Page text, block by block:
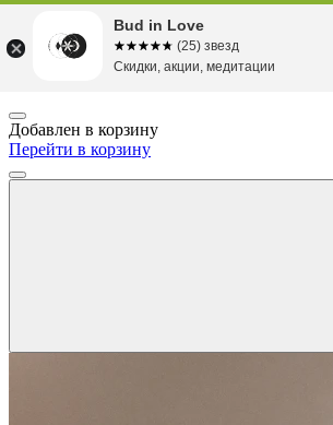
Добавлен в корзину
Перейти в корзину
Bud in Love
☆☆☆☆☆
★★★★★ (25) звезд
Скидки, акции, медитации